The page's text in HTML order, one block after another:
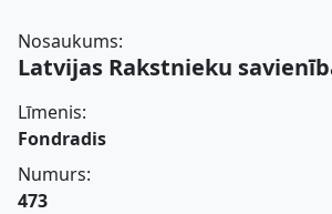
Nosaukums:
Latvijas Rakstnieku
Līmenis:
Fondradis
Numurs:
473